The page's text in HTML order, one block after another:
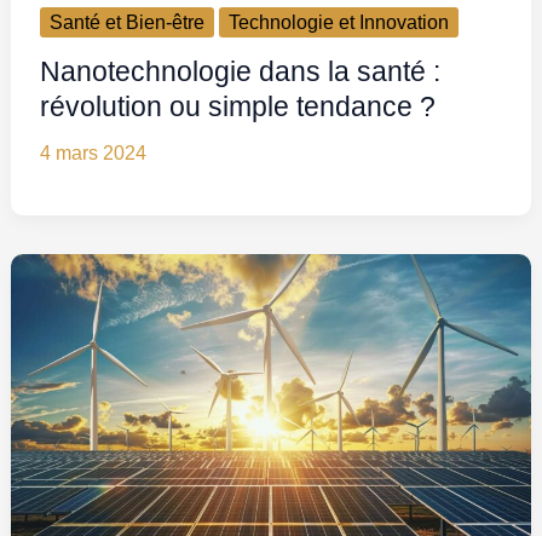
Santé et Bien-être Technologie et Innovation
Nanotechnologie dans la santé :
révolution ou simple tendance ?
4 mars 2024